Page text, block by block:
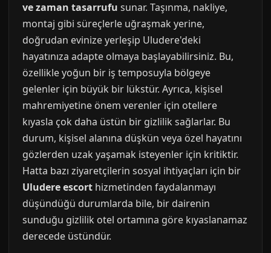
ve zaman tasarrufu sunar. Taşınma, nakliye,
montaj gibi süreçlerle uğraşmak yerine,
doğrudan evinize yerleşip Uludere'deki
hayatınıza adapte olmaya başlayabilirsiniz. Bu,
özellikle yoğun bir iş temposuyla bölgeye
gelenler için büyük bir lükstür. Ayrıca, kişisel
mahremiyetine önem verenler için otellere
kıyasla çok daha üstün bir gizlilik sağlarlar. Bu
durum, kişisel alanına düşkün veya özel hayatını
gözlerden uzak yaşamak isteyenler için kritiktir.
Hatta bazı ziyaretçilerin sosyal ihtiyaçları için bir
Uludere escort hizmetinden faydalanmayı
düşündüğü durumlarda bile, bir dairenin
sunduğu gizlilik otel ortamına göre kıyaslanamaz
derecede üstündür.